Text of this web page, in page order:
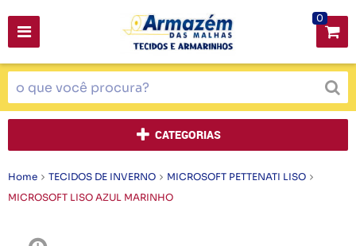
0
CATEGORIAS
Home TECIDOS DE INVERNO
MICROSOFT PETTENATI LISO
MICROSOFT LISO AZUL MARINHO